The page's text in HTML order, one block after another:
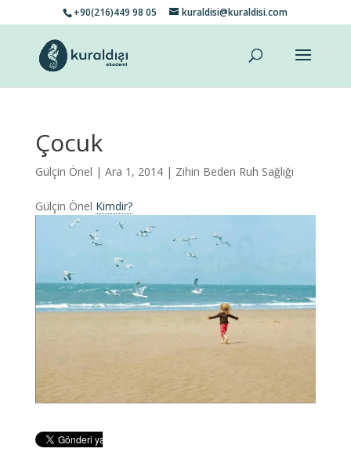
+90(216)449 98 05 kuraldisi@kuraldisi.com
Çocuk
Gülçin Önel | Ara 1, 2014 | Zihin Beden Ruh Sağlığı
Gülçin Önel Kimdir?